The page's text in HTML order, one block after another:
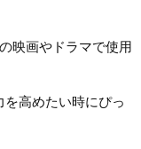
映画やドラマで使用
高めたい時にぴっ